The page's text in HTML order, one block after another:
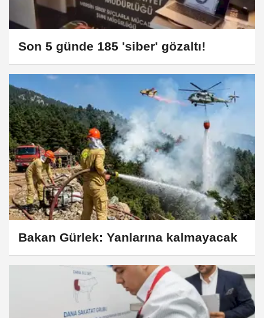
Son 5 günde 185 'siber' gözaltı!
Bakan Gürlek: Yanlarına kalmayacak